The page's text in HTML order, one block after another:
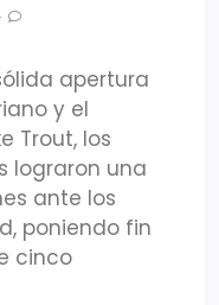
apertura
y el
Trout, los
lograron una
ante los
poniendo fin
cinco